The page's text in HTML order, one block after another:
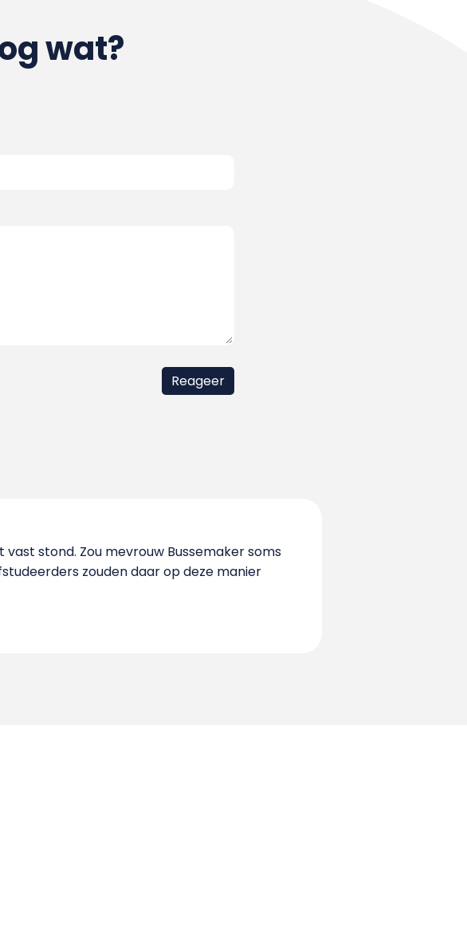
wat?
stond. Zou mevrouw Bussemaker soms
zouden daar op deze manier